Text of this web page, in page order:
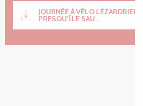
Documentation
JOURNÉE À VÉLO
PRESQU'ÎLE SAU...
357 m de